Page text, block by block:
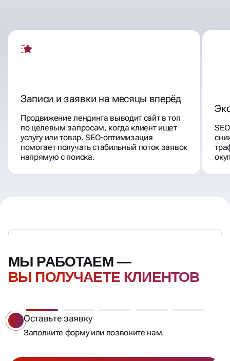
Записи и заявки на месяцы вперёд
Продвижение лендинга выводит сайт в топ
по целевым запросам, когда клиент ищет
услугу или товар. SEO-оптимизация
помогает получать стабильный поток заявок
напрямую с поиска.
МЫ РАБОТАЕМ —
ВЫ ПОЛУЧАЕТЕ КЛИЕНТОВ
Оставьте заявку
Заполните форму или позвоните нам.